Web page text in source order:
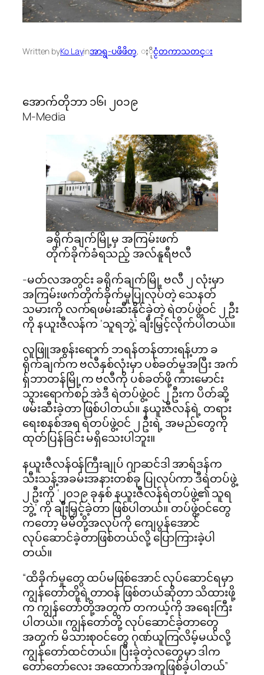
Written byKo Layinအာရွ-ပဖိဖိတ္, ႏိုင္ငံတကာသတင္း
အောက်တိုဘာ ၁၆၊ ၂၀၁၉
M-Media
ခရိုက်ချက်မြို့မှ အကြမ်းဖက်
တိုက်ခိုက်ခံရသည့် အလ်နူရီဗလီ
-မတ်လအတွင်း ခရိုက်ချက်မြို့ ဗလီ ၂ လုံးမှာ
အကြမ်းဖက်တိုက်ခိုက်မှုပြုလုပ်တဲ့ သေနတ်
သမားကို လက်ရဖမ်းဆီးနိုင်ခဲ့တဲ့ ရဲတပ်ဖွဲ့ဝင် ၂ ဦး
ကို နယူးဇီလန်က ‘သူရဘွဲ့’ ချီးမြှင့်လိုက်ပါတယ်။ ‌
လူဖြူအစွန်းရောက် ဘရန်တန်တားရန့်ဟာ ခ
ရိုက်ချက်က ဗလီနှစ်လုံးမှာ ပစ်ခတ်မှုအပြီး အက်
ရှ်ဘာတန်မြို့က ဗလီကို ပစ်ခတ်ဖို့ ကားမောင်း
သွားရောက်စဉ် အဲဒီ ရဲတပ်ဖွဲ့ဝင် ၂ ဦးက ပိတ်ဆို့
ဖမ်းဆီးခဲ့တာ ဖြစ်ပါတယ်။ နယူးဇီလန်ရဲ့ တရား
ရေးစနစ်အရ ရဲတပ်ဖွဲ့ဝင် ၂ ဦးရဲ့ အမည်တွေကို
ထုတ်ပြန်ခြင်း မရှိသေးပါဘူး။
နယူးဇီလန်ဝန်ကြီးချုပ် ဂျာဆင်ဒါ အာရ်ဒန်က
သီးသန့်အခမ်းအနားတစ်ခု ပြုလုပ်ကာ ဒီရဲတပ်ဖွဲ့
၂ ဦးကို ‘၂၀၁၉ ခုနှစ် နယူးဇီလန်ရဲတပ်ဖွဲ့၏ သူရ
ဘွဲ့’ ကို ချီးမြှင့်ခဲ့တာ ဖြစ်ပါတယ်။ တပ်ဖွဲ့ဝင်တွေ
ကတော့ မိမိတို့အလုပ်ကို ကျေပွန်အောင်
လုပ်ဆောင်ခဲ့တာဖြစ်တယ်လို့ ပြောကြားခဲ့ပါ
တယ်။
“ထိခိုက်မှုတွေ ထပ်မဖြစ်အောင် လုပ်ဆောင်ရမှာ
ကျွန်တော်တို့ရဲ့တာဝန် ဖြစ်တယ်ဆိုတာ သိထားဖို့
က ကျွန်တော်တို့အတွက် တကယ့်ကို အရေးကြီး
ပါတယ်။ ကျွန်တော်တို့ လုပ်ဆောင်ခဲ့တာတွေ
အတွက် မိသားစုဝင်တွေ ဂုဏ်ယူကြလိမ့်မယ်လို့
ကျွန်တော်ထင်တယ်။ ပြီးခဲ့တဲ့လတွေမှာ ဒါက
တော်တော်လေး အထောက်အကူဖြစ်ခဲ့ပါတယ်”